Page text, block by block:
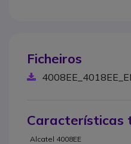
Ficheiros
Características
Alcatel 4008EE